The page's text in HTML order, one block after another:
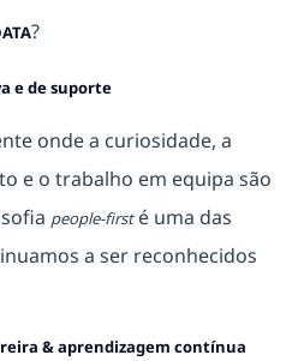
?
e de suporte
onde a curiosidade, a
e o trabalho em equipa são
people-firsté uma das
a ser reconhecidos
& aprendizagem contínua